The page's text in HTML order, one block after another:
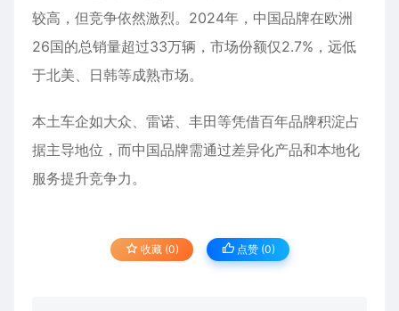
较高，但竞争依然激烈。2024年，中国品牌在欧洲
26国的总销量超过33万辆，市场份额仅2.7%，远低
于北美、日韩等成熟市场。
本土车企如大众、雷诺、丰田等凭借百年品牌积淀占
据主导地位，而中国品牌需通过差异化产品和本地化
服务提升竞争力。
收藏 (0) 点赞 (0)